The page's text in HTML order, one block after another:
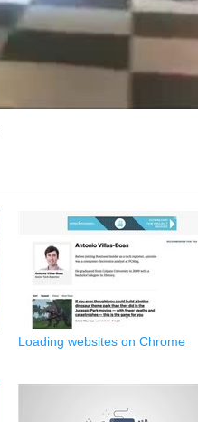
Loading websites on Chrome